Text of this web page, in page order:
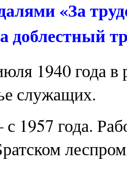
«За
доблестный
1940 года
служащих.
1957 года.